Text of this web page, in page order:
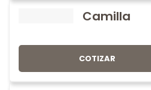
Camilla
COTIZAR